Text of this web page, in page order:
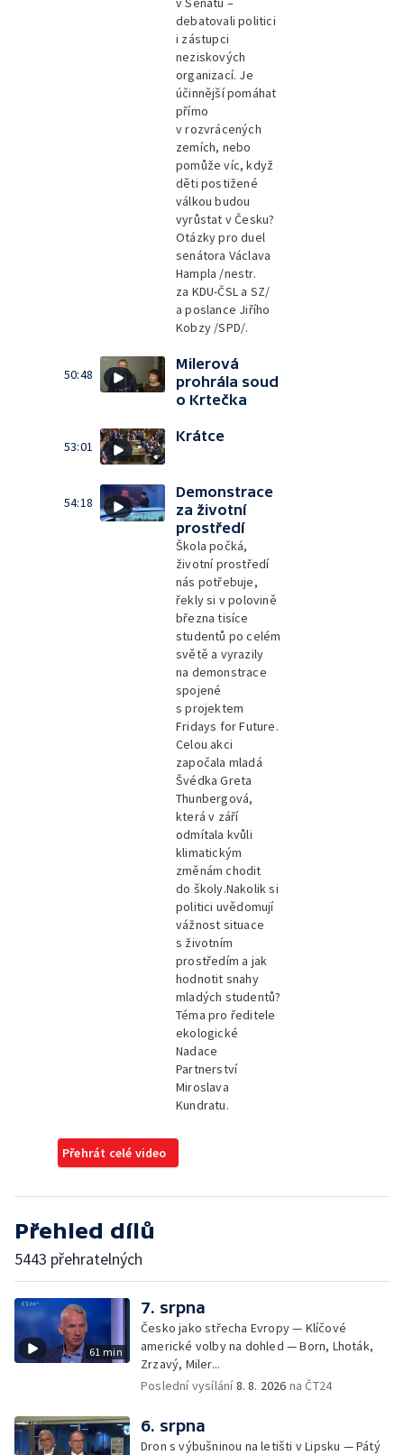
debatovali politici
i zástupci
neziskových
organizací. Je
účinnější pomáhat
přímo
v rozvrácených
zemích, nebo
pomůže víc, když
děti postižené
válkou budou
vyrůstat v Česku?
Otázky pro duel
senátora Václava
Hampla /nestr.
za KDU-ČSL a SZ/
a poslance Jiřího
Kobzy /SPD/.
50:48
Milerová
prohrála soud
o Krtečka
53:01
Krátce
54:18
Demonstrace
za životní
prostředí
Škola počká,
životní prostředí
nás potřebuje,
řekly si v polovině
března tisíce
studentů po celém
světě a vyrazily
na demonstrace
spojené
s projektem
Fridays for Future.
Celou akci
započala mladá
Švédka Greta
Thunbergová,
která v září
odmítala kvůli
klimatickým
změnám chodit
do školy.Nakolik si
politici uvědomují
vážnost situace
s životním
prostředím a jak
hodnotit snahy
mladých studentů?
Téma pro ředitele
ekologické
Nadace
Partnerství
Miroslava
Kundratu.
Přehrát celé video
Přehled dílů
5443 přehratelných
61 min
7. srpna
Česko jako střecha Evropy — Klíčové
americké volby na dohled — Born, Lhoták,
Zrzavý, Miler...
Poslední vysílání8. 8. 2026 na ČT24
6. srpna
Dron s výbušninou na letišti v Lipsku — Pátý